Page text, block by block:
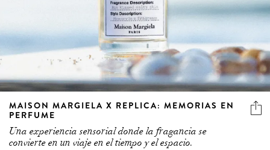
MAISON MARGIELA X REPLICA: MEMORIAS EN
PERFUME
Una experiencia sensorial donde la fragancia se
convierte en un viaje en el tiempo y el espacio.